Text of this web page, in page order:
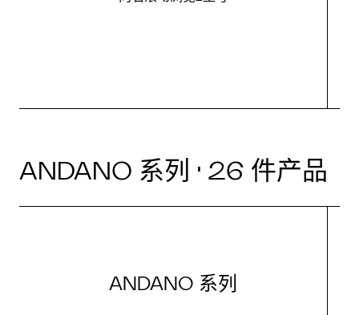
ANDANO 系列 · 26 件产品
ANDANO 系列